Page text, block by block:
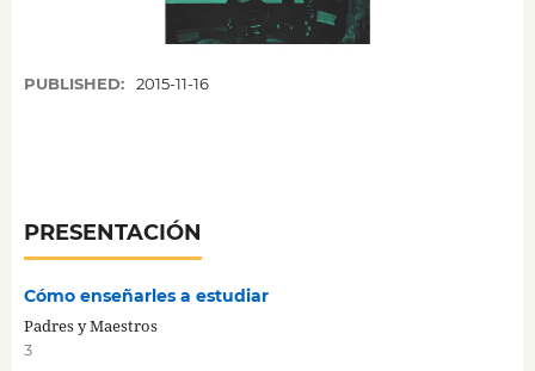
PUBLISHED: 2015-11-16
PRESENTACIÓN
Cómo enseñarles a estudiar
Padres y Maestros
3